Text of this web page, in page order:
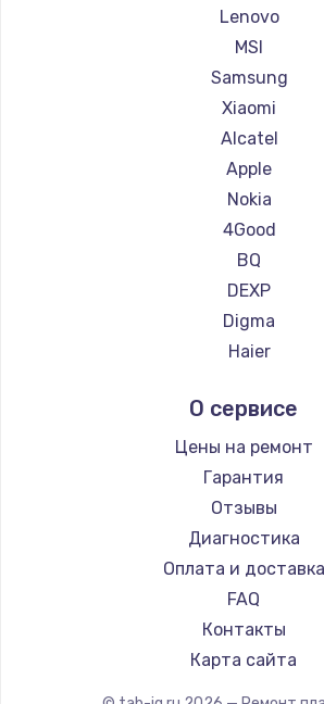
Ремонт планшетов
Ремонт планшетов
Ремонт планшетов
Ремонт планшетов
Ремонт планшетов
Ремонт планшетов
Ремонт планшетов
Ремонт планшетов
Ремонт планшетов
Lenovo
MSI
Samsung
Xiaomi
Alcatel
Apple
Nokia
4Good
BQ
DEXP
Digma
Haier
Prestigio
Microsoft
BlackView
Amazon
Aquarius
Philips
Dell
HP
Getac
О сервисе
Цены на ремонт
Гарантия
Отзывы
Диагностика
Оплата и доставка
FAQ
Контакты
Карта сайта